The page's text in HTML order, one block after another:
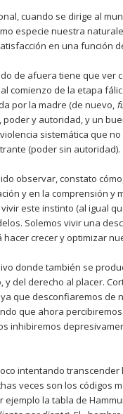
cuando se dirige al
especie nuestra
en una función
de afuera tiene que ver
al comienzo de la etapa
por la madre (de nuevo,
poder y autoridad, y un
sistemática que
(poder sin autoridad).
observar, constato
y en la comprensión y
este instinto (al igual
Solemos vivir una
crecer y optimizar
donde también se
y del derecho al placer.
que desconfiaremos de
que ahora
inhibiremos
intentando
veces son los códigos
la tabla de